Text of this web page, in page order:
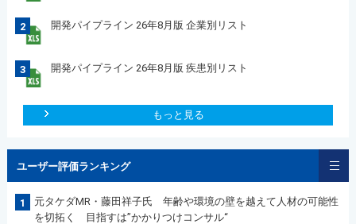
2 開発パイプライン 26年8月版 企業別リスト
3 開発パイプライン 26年8月版 疾患別リスト
もっと見る
ユーザー評価ランキング
1
元タケダMR・藤田祥子氏 年齢や環境の壁を越えて人材の可能性
を切拓く 目指すは”かかりつけコンサル“